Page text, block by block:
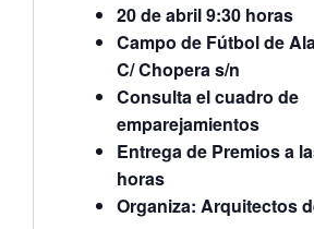
20 de abril 9:30 horas
Campo de Fútbol de
C/ Chopera s/n
Consulta el cuadro de
emparejamientos
Entrega de Premios a
horas
Organiza: Arquitectos